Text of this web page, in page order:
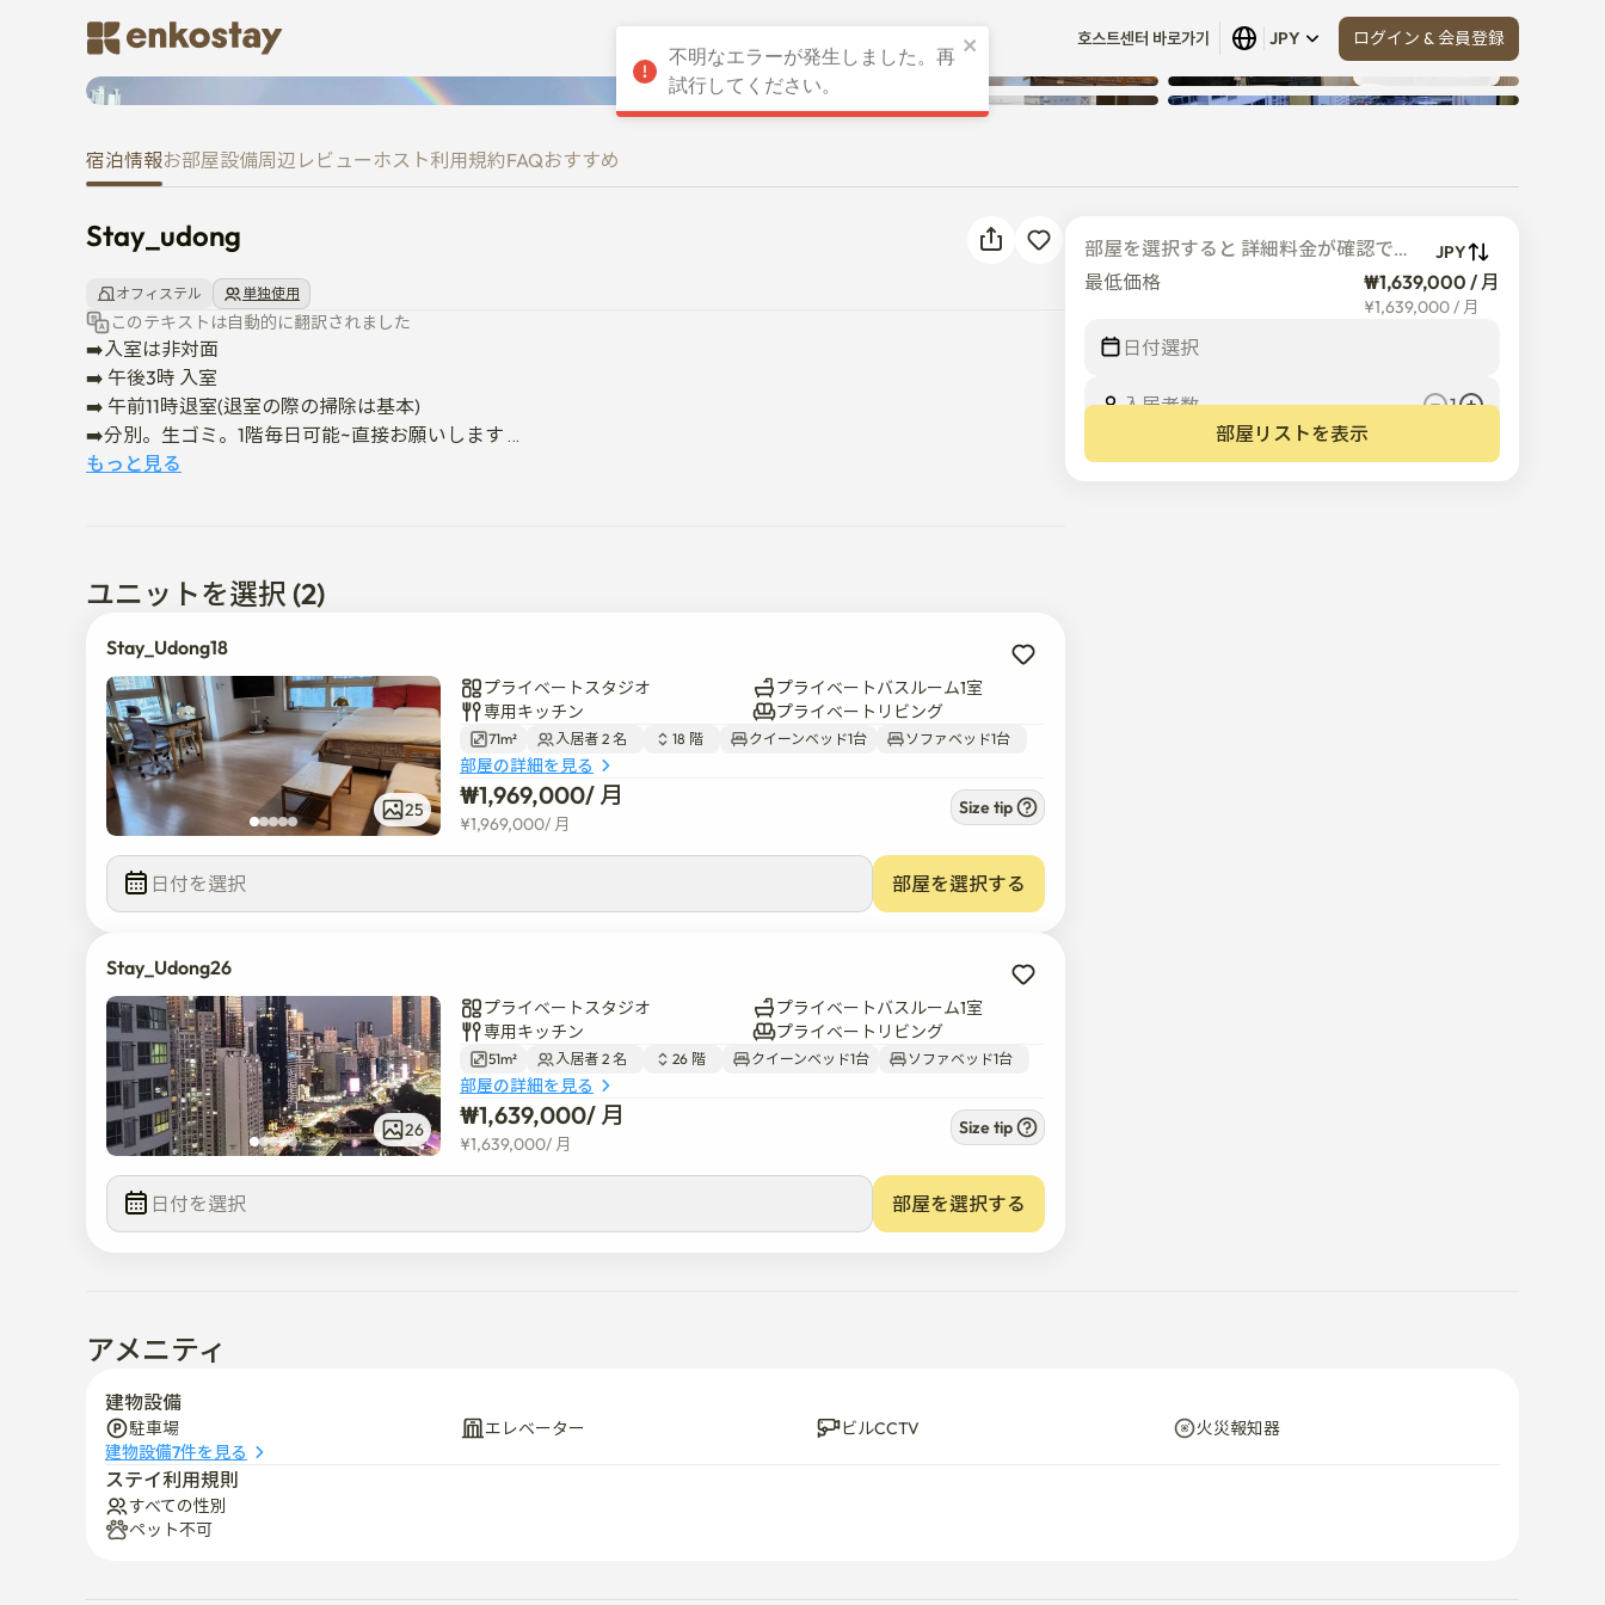
호스트센터 바로가기 JPY ログイン & 会員登録
Stay_udong
すべて見る (11)
宿泊情報お部屋設備周辺 レビュー ホスト利用規約FAQおすすめ
Stay_udong
オフィステル 単独使用
このテキストは自動的に翻訳されました
➡️入室は非対面
➡️ 午後3時 入室
➡️ 午前11時退室(退室の際の掃除は基本)
➡️分別。生ゴミ。1階毎日可能~直接お願いします
✔️エルベありの26階。1階、cuコンビニ。周辺にコンビニが多いです
✔️オリーブヤング。ダイソーなどマリンシティ内の便益施設は徒歩5分以内です。
✔️ザ·ベイ。冬柏島.朝鮮ビーチホテル徒歩5分
海雲台海岸の散策に適しています
✔️亀南路まで徒歩10分
✔️地下鉄2号線 トンベク駅 徒歩8分
✔️マリンシティ内のグルメ店は5分以内可能
✔️海辺に歩いて行けば海辺の美味しい店が利用可能
💕とてもきれいです。駐車登録可能です(お問い合わせください)
💕クイーンサイズベッド。デパートブランド「60綿」布団。枕カバー
💕tv.インターネットWi-Fi.ott視聴
💕シャオミ 空気清浄機(新品)
💕電子レンジ。IHクッキングヒーター。ヘアドライヤー。掃除機、電気カーペット、加湿器。洗濯物干し
👍 とても静かな町です。車の音の騒音もありません
👍エルベ5個ずつ2ヶ所あります
👍エアコン新しく設置してとても涼しいです。(外出の際off ご確認お願いします)
👍冷蔵庫、洗濯機。エアコンの新交換(臭いなし)
安らかに我が家のように過ごしましょう
マリンシティの快適さを感じてみてください
もっと見る
ユニットを選択 (2)
Stay_Udong18
25
プライベートスタジオ
プライベートバスルーム1室
専用キッチン
プライベートリビング
71m² 入居者 2 名 18 階 クイーンベッド1台 ソファベッド1台
部屋の詳細を見る
₩1,969,000/ 月
¥1,969,000/ 月
Size tip
部屋を選択する
Stay_Udong26
26
プライベートスタジオ
プライベートバスルーム1室
専用キッチン
プライベートリビング
51m² 入居者 2 名 26 階 クイーンベッド1台 ソファベッド1台
部屋の詳細を見る
₩1,639,000/ 月
¥1,639,000/ 月
Size tip
部屋を選択する
部屋を選択すると 詳細料金が確認でき
ます
JPY
最低価格 ₩1,639,000 / 月
¥1,639,000/ 月
日付選択
入居者数
1
部屋リストを表示
アメニティ
建物設備
駐車場 エレベーター ビルCCTV
火災報知器
建物設備7件を見る
ステイ利用規則
すべての性別
ペット不可
不明なエラーが発生しました。再
試行してください。